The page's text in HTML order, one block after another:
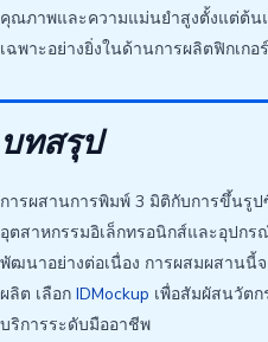
คุณภาพและความแม่นยำสูงตั้งแต่ต้น
เฉพาะอย่างยิ่งในด้านการผลิตฟิกเก
บทสรุป
การผสานการพิมพ์ 3 มิติกับการขึ้นรู
อุตสาหกรรมอิเล็กทรอนิกส์และอุปกร
พัฒนาอย่างต่อเนื่อง การผสมผสาน
ผลิต เลือก IDMockup เพื่อสัมผัสนวัต
บริการระดับมืออาชีพ